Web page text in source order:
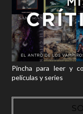
Pincha para leer y
películas y series